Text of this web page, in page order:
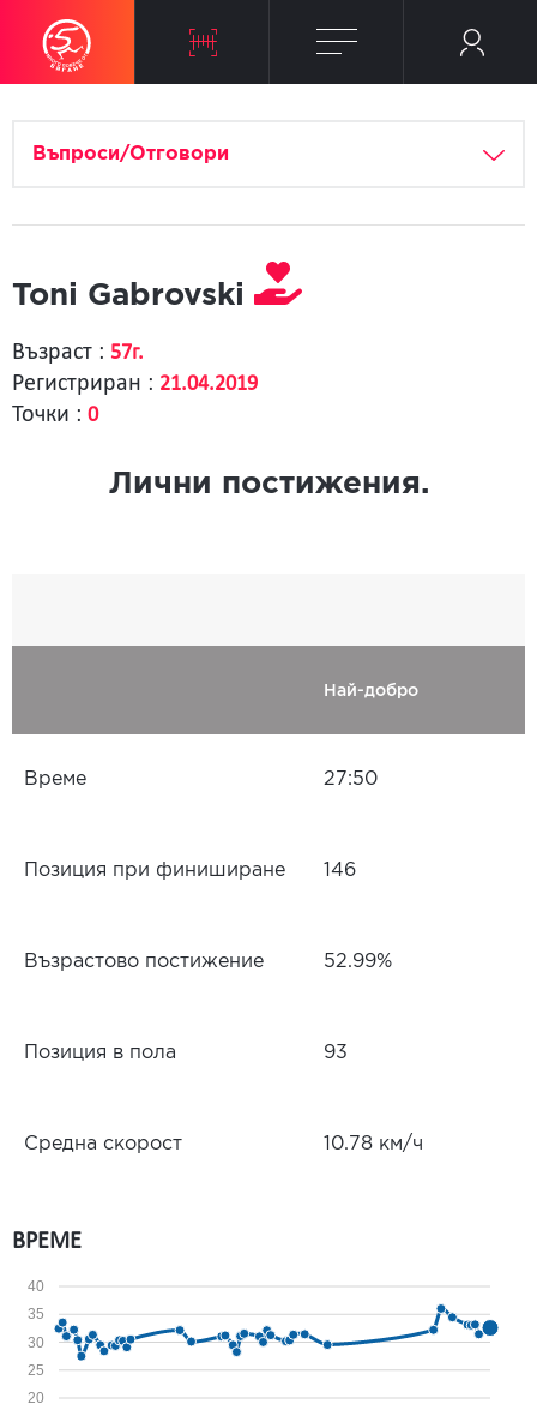
Въпроси/Отговори
Toni Gabrovski
Възраст : 57г.
Регистриран : 21.04.2019
Точки : 0
Лични постижения.
Най-добро
Време 27:50
Позиция при финиширане 146
Възрастово постижение 52.99%
Позиция в пола 93
Средна скорост 10.78 км/ч
ВРЕМЕ
20
25
30
35
40